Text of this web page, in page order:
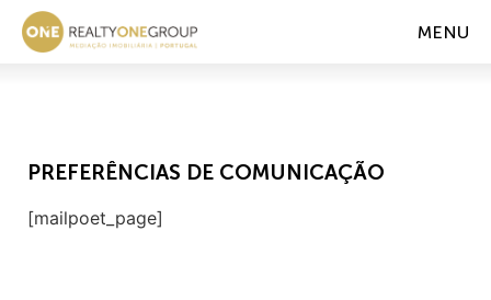
MENU
PREFERÊNCIAS DE COMUNICAÇÃO
[mailpoet_page]